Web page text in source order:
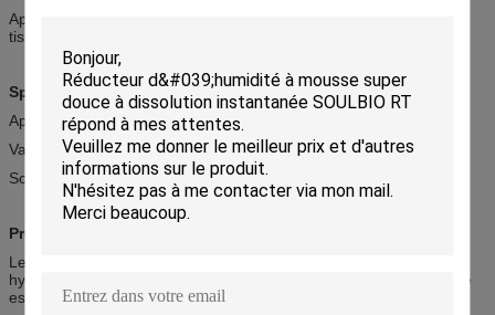
Appliqué au procédé de semi-blanchiment des fils de coton et des
tissus tricotés
Spécification technique
Apparence: poudre blanche ou jaune pâle
Valeur du pH: 11,5 ± 0,5 (solution à 0,1%).
Solubilité: dissous dans l' eau à température ambiante
Propriétés
Les fils de coton et les tissus tricotés traités avec 829 ont une
hydrophilie et une capillarité élevées et leur rendement de teinture
est de 5 à 10% supérieur à celui du procédé traditionnel